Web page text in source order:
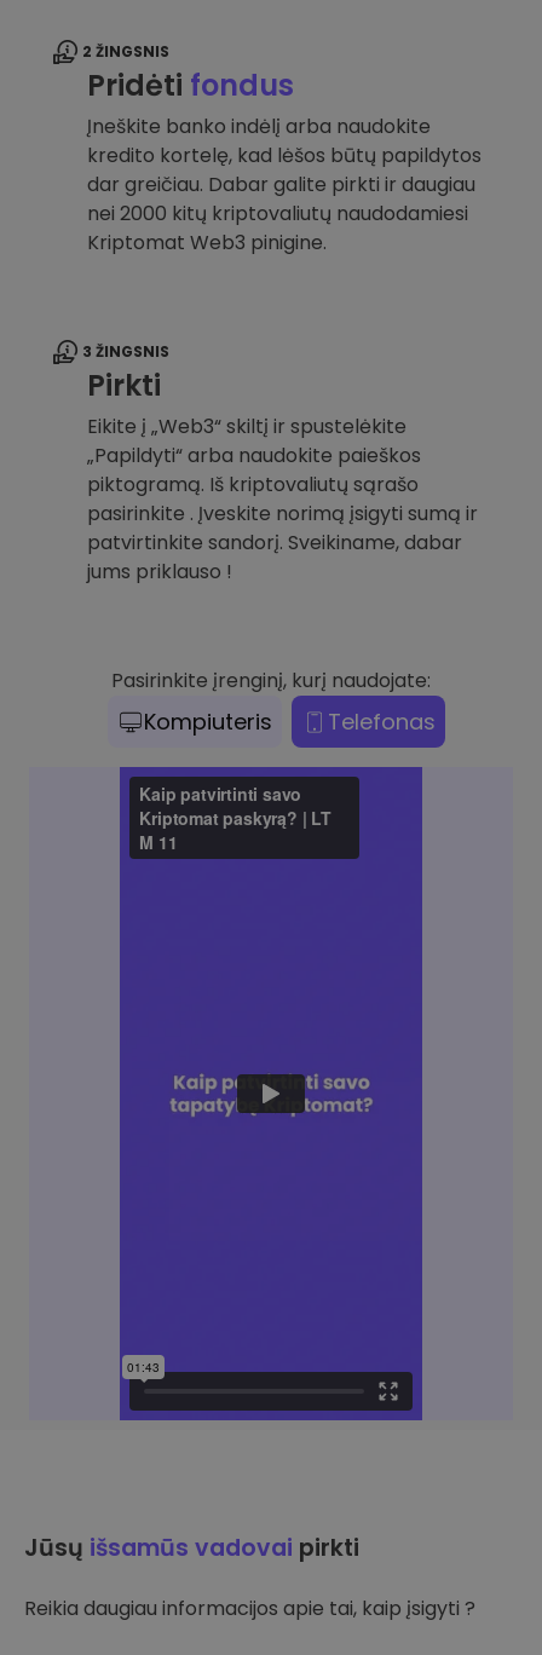
2 ŽINGSNIS
Pridėti fondus
Įneškite banko indėlį arba naudokite
kredito kortelę, kad lėšos būtų papildytos
dar greičiau. Dabar galite pirkti ir daugiau
nei 2000 kitų kriptovaliutų naudodamiesi
Kriptomat Web3 pinigine.
3 ŽINGSNIS
Pirkti
Eikite į „Web3“ skiltį ir spustelėkite
„Papildyti“ arba naudokite paieškos
piktogramą. Iš kriptovaliutų sąrašo
pasirinkite . Įveskite norimą įsigyti sumą ir
patvirtinkite sandorį. Sveikiname, dabar
jums priklauso !
Pasirinkite įrenginį, kurį naudojate:
Kompiuteris Telefonas
Jūsų išsamūs vadovai pirkti
Reikia daugiau informacijos apie tai, kaip įsigyti ?